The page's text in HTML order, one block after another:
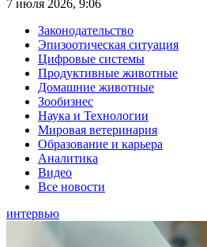
7 июля 2026, 9:06
Законодательство
Эпизоотическая ситуация
Цифровые системы
Продуктивные животные
Домашние животные
Зообизнес
Наука и Технологии
Мировая ветеринария
Образование и карьера
Аналитика
Видео
Все новости
интервью